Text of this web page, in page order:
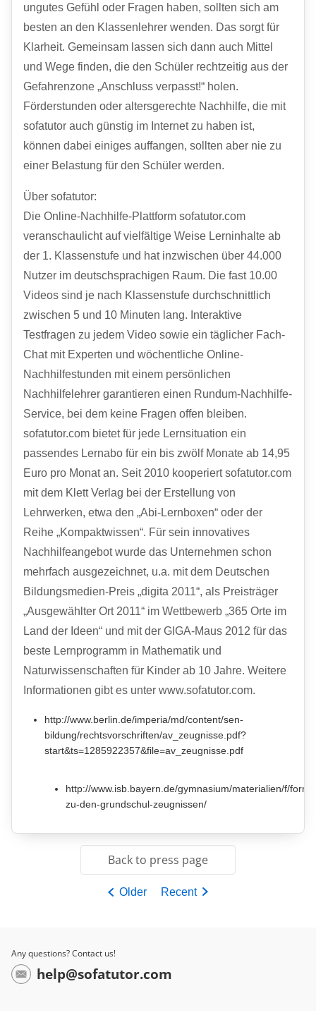
ungutes Gefühl oder Fragen haben, sollten sich am
besten an den Klassenlehrer wenden. Das sorgt für
Klarheit. Gemeinsam lassen sich dann auch Mittel
und Wege finden, die den Schüler rechtzeitig aus der
Gefahrenzone „Anschluss verpasst!“ holen.
Förderstunden oder altersgerechte Nachhilfe, die mit
sofatutor auch günstig im Internet zu haben ist,
können dabei einiges auffangen, sollten aber nie zu
einer Belastung für den Schüler werden.
Über sofatutor:
Die Online-Nachhilfe-Plattform sofatutor.com
veranschaulicht auf vielfältige Weise Lerninhalte ab
der 1. Klassenstufe und hat inzwischen über 44.000
Nutzer im deutschsprachigen Raum. Die fast 10.00
Videos sind je nach Klassenstufe durchschnittlich
zwischen 5 und 10 Minuten lang. Interaktive
Testfragen zu jedem Video sowie ein täglicher Fach-
Chat mit Experten und wöchentliche Online-
Nachhilfestunden mit einem persönlichen
Nachhilfelehrer garantieren einen Rundum-Nachhilfe-
Service, bei dem keine Fragen offen bleiben.
sofatutor.com bietet für jede Lernsituation ein
passendes Lernabo für ein bis zwölf Monate ab 14,95
Euro pro Monat an. Seit 2010 kooperiert sofatutor.com
mit dem Klett Verlag bei der Erstellung von
Lehrwerken, etwa den „Abi-Lernboxen“ oder der
Reihe „Kompaktwissen“. Für sein innovatives
Nachhilfeangebot wurde das Unternehmen schon
mehrfach ausgezeichnet, u.a. mit dem Deutschen
Bildungsmedien-Preis „digita 2011“, als Preisträger
„Ausgewählter Ort 2011“ im Wettbewerb „365 Orte im
Land der Ideen“ und mit der GIGA-Maus 2012 für das
beste Lernprogramm in Mathematik und
Naturwissenschaften für Kinder ab 10 Jahre. Weitere
Informationen gibt es unter www.sofatutor.com.
http://www.berlin.de/imperia/md/content/sen-
bildung/rechtsvorschriften/av_zeugnisse.pdf?
start&ts=1285922357&file=av_zeugnisse.pdf
http://www.isb.bayern.de/gymnasium/materialien/f/
zu-den-grundschul-zeugnissen/
Back to press page
Older Recent
Any questions? Contact us!
help@sofatutor.com